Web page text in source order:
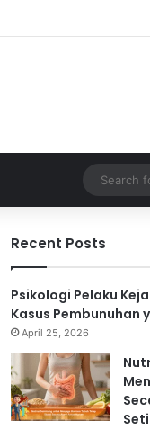
Recent Posts
Psikologi Pelaku
Kasus Pembunuhan
April 25, 2026